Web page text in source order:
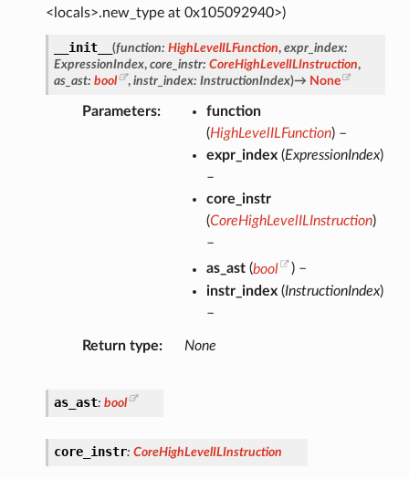
<locals>.new_type at 0x105092940>)
__init__ (function: HighLevelILFunction, expr_index:
ExpressionIndex, core_instr: CoreHighLevelILInstruction,
as_ast: bool ,instr_index: InstructionIndex)→ None
Parameters
function
(HighLevelILFunction) –
expr_index(ExpressionIndex)
–
core_instr
(CoreHighLevelILInstruction)
–
as_ast(bool
) –
instr_index(InstructionIndex)
–
Return type None
as_ast: bool
core_instr: CoreHighLevelILInstruction